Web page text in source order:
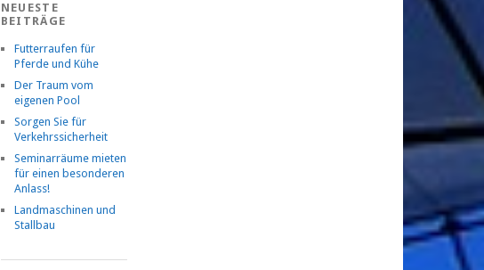
NEUESTE
BEITRÄGE
Futterraufen für
Pferde und Kühe
Der Traum vom
eigenen Pool
Sorgen Sie für
Verkehrssicherheit
Seminarräume mieten
für einen besonderen
Anlass!
Landmaschinen und
Stallbau